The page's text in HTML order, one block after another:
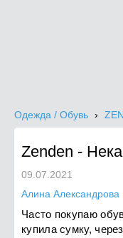
Одежда / Обувь
Zenden -
09.07.2021
Алина Александрова
Часто покупаю
купила сумку,